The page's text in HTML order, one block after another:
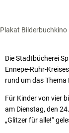
Plakat Bilderbuchkino
Die Stadtbücherei
Ennepe-Ruhr-
rund um das
Für Kinder von vier
am Dienstag, den
„Glitzer für alle!“